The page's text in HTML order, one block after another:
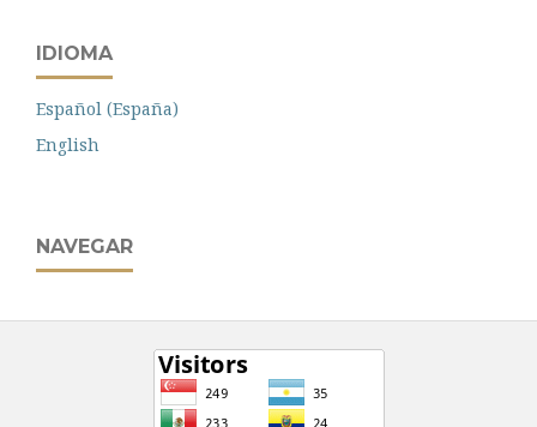
IDIOMA
Español (España)
English
NAVEGAR